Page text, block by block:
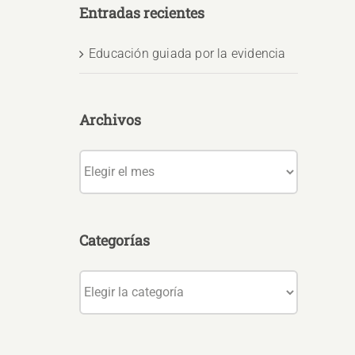
Entradas recientes
Educación guiada por la evidencia
Archivos
Categorías